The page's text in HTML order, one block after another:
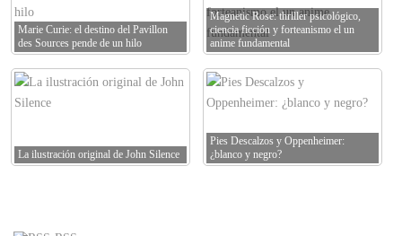
Marie Curie: el destino del Pavillon
des Sources pende de un hilo
Magnetic Rose: thriller psicológico,
ciencia ficción y forteanismo el un
anime fundamental
La ilustración original de John Silence
Pies Descalzos y Oppenheimer:
¿blanco y negro?